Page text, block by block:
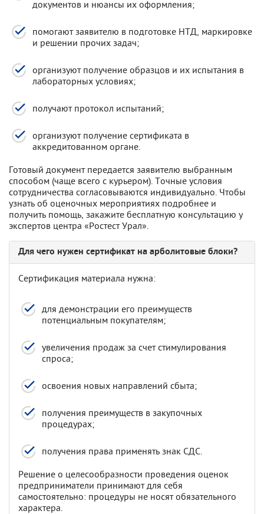
документов и нюансы их оформления;
помогают заявителю в подготовке НТД, маркировке
и решении прочих задач;
организуют получение образцов и их испытания в
лабораторных условиях;
получают протокол испытаний;
организуют получение сертификата в
аккредитованном органе.
Готовый документ передается заявителю выбранным
способом (чаще всего с курьером). Точные условия
сотрудничества согласовываются индивидуально. Чтобы
узнать об оценочных мероприятиях подробнее и
получить помощь, закажите бесплатную консультацию у
экспертов центра «Ростест Урал».
Для чего нужен сертификат на арболитовые блоки?
Сертификация материала нужна:
для демонстрации его преимуществ
потенциальным покупателям;
увеличения продаж за счет стимулирования
спроса;
освоения новых направлений сбыта;
получения преимуществ в закупочных
процедурах;
получения права применять знак СДС.
Решение о целесообразности проведения оценок
предприниматели принимают для себя
самостоятельно: процедуры не носят обязательного
характера.